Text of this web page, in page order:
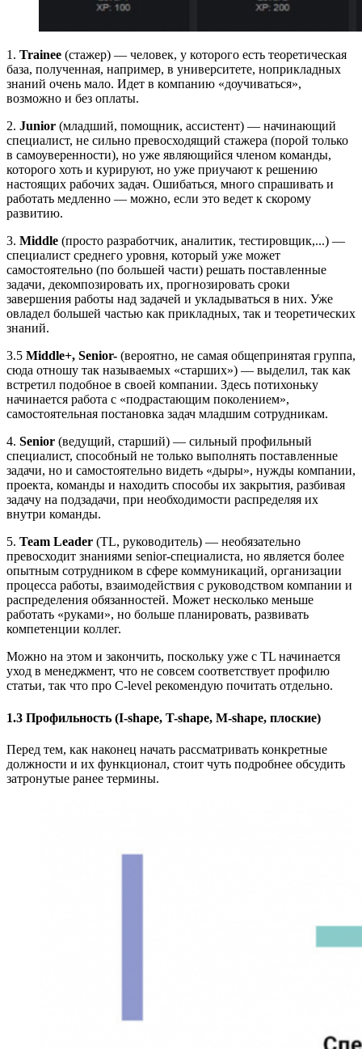
1. Trainee (стажер) — человек, у которого есть теоретическая
база, полученная, например, в университете, ноприкладных
знаний очень мало. Идет в компанию «доучиваться»,
возможно и без оплаты.
2. Junior (младший, помощник, ассистент) — начинающий
специалист, не сильно превосходящий стажера (порой только
в самоуверенности), но уже являющийся членом команды,
которого хоть и курируют, но уже приучают к решению
настоящих рабочих задач. Ошибаться, много спрашивать и
работать медленно — можно, если это ведет к скорому
развитию.
3. Middle (просто разработчик, аналитик, тестировщик,...) —
специалист среднего уровня, который уже может
самостоятельно (по большей части) решать поставленные
задачи, декомпозировать их, прогнозировать сроки
завершения работы над задачей и укладываться в них. Уже
овладел большей частью как прикладных, так и теоретических
знаний.
3.5 Middle+, Senior- (вероятно, не самая общепринятая группа,
сюда отношу так называемых «старших») — выделил, так как
встретил подобное в своей компании. Здесь потихоньку
начинается работа с «подрастающим поколением»,
самостоятельная постановка задач младшим сотрудникам.
4. Senior (ведущий, старший) — сильный профильный
специалист, способный не только выполнять поставленные
задачи, но и самостоятельно видеть «дыры», нужды компании,
проекта, команды и находить способы их закрытия, разбивая
задачу на подзадачи, при необходимости распределяя их
внутри команды.
5. Team Leader (TL, руководитель) — необязательно
превосходит знаниями senior-специалиста, но является более
опытным сотрудником в сфере коммуникаций, организации
процесса работы, взаимодействия с руководством компании и
распределения обязанностей. Может несколько меньше
работать «руками», но больше планировать, развивать
компетенции коллег.
Можно на этом и закончить, поскольку уже с TL начинается
уход в менеджмент, что не совсем соответствует профилю
статьи, так что про C-level рекомендую почитать отдельно.
1.3 Профильность (I-shape, T-shape, M-shape, плоские)
Перед тем, как наконец начать рассматривать конкретные
должности и их функционал, стоит чуть подробнее обсудить
затронутые ранее термины.